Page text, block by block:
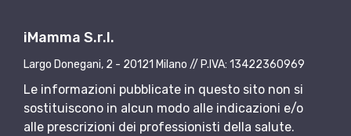
iMamma S.r.l.
Largo Donegani, 2 - 20121 Milano // P.IVA: 13422360969
Le informazioni pubblicate in questo sito non si
sostituiscono in alcun modo alle indicazioni e/o
alle prescrizioni dei professionisti della salute.